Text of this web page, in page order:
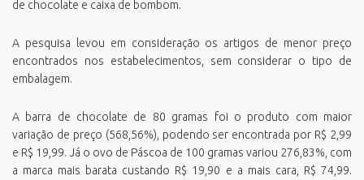
de chocolate e caixa de bombom.
A pesquisa levou em consideração os artigos de menor preço
encontrados nos estabelecimentos, sem considerar o tipo de
embalagem.
A barra de chocolate de 80 gramas foi o produto com maior
variação de preço (568,56%), podendo ser encontrada por R$ 2,99
e R$ 19,99. Já o ovo de Páscoa de 100 gramas variou 276,83%, com
a marca mais barata custando R$ 19,90 e a mais cara, R$ 74,99.